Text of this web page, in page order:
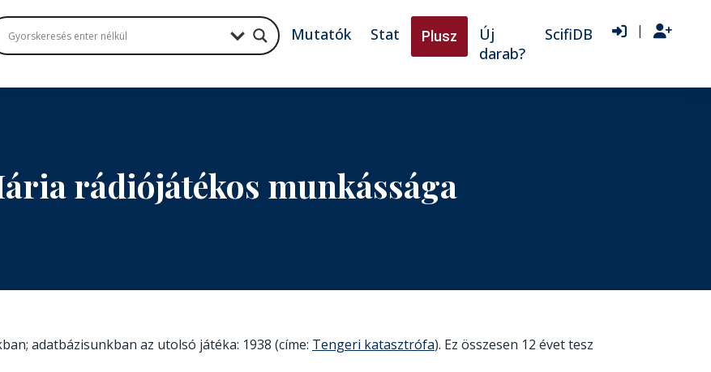
Mutatók Stat Plusz
Új
darab?
ScifiDB |
rádiójátékos munkássága
adatbázisunkban az utolsó játéka: 1938 (címe: Tengeri katasztrófa). Ez összesen 12 évet tesz